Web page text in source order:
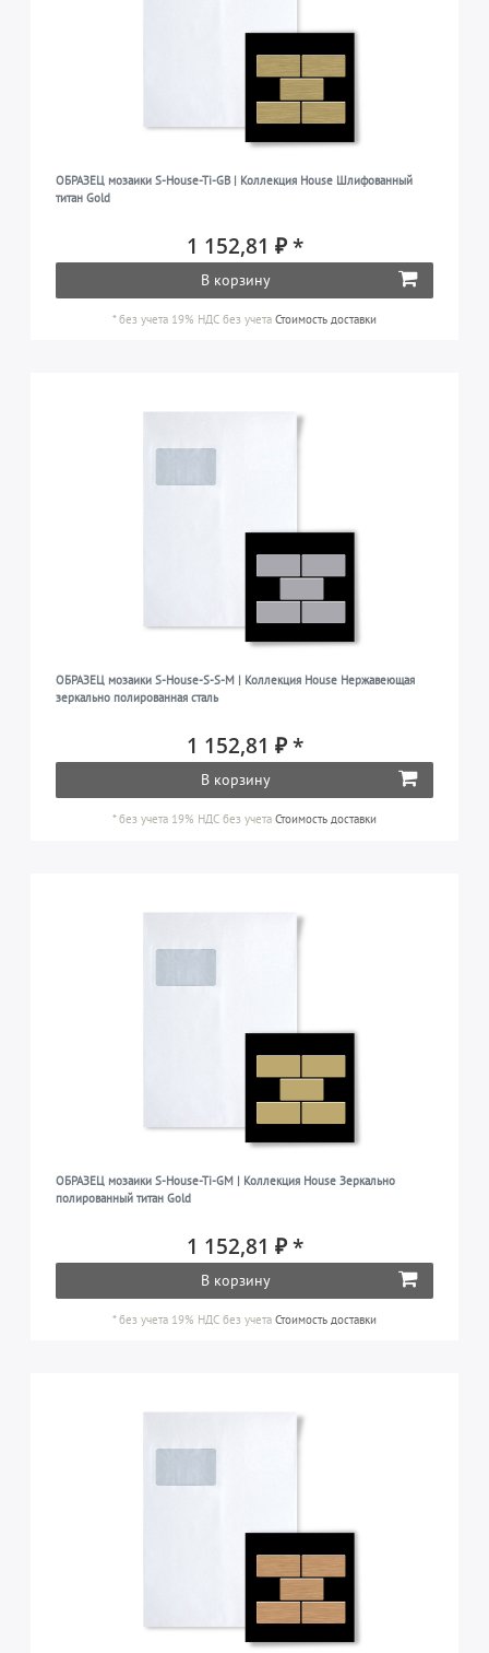
ОБРАЗЕЦ мозаики S-House-Ti-GB | Коллекция House Шлифованный
титан Gold
1 152,81 ₽ *
В корзину
*без учета 19% НДС без учета Стоимость доставки
ОБРАЗЕЦ мозаики S-House-S-S-M | Коллекция House Нержавеющая
зеркально полированная сталь
1 152,81 ₽ *
В корзину
*без учета 19% НДС без учета Стоимость доставки
ОБРАЗЕЦ мозаики S-House-Ti-GM | Коллекция House Зеркально
полированный титан Gold
1 152,81 ₽ *
В корзину
*без учета 19% НДС без учета Стоимость доставки